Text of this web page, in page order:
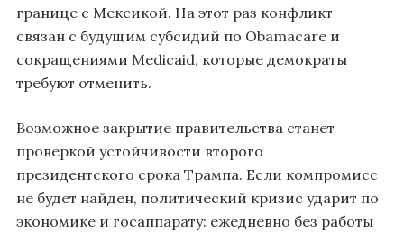
границе с Мексикой. На этот раз конфликт
связан с будущим субсидий по Obamacare и
сокращениями Medicaid, которые демократы
требуют отменить.
Возможное закрытие правительства станет
проверкой устойчивости второго
президентского срока Трампа. Если компромисс
не будет найден, политический кризис ударит по
экономике и госаппарату: ежедневно без работы